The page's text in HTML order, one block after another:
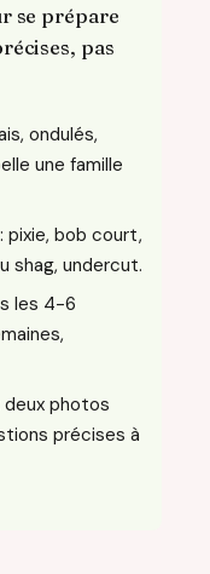
se prépare
pas
ondulés,
une famille
: pixie, bob court,
shag, undercut.
les 4-6
deux photos
précises à